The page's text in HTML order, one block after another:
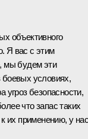
объективного
Я вас с этим
мы будем эти
боевых условиях,
угроз безопасности,
что запас таких
их применению, у нас